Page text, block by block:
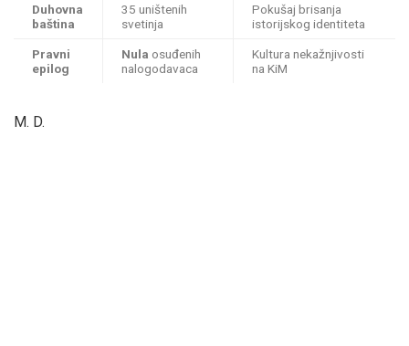
Duhovna
baština
35 uništenih
svetinja
Pokušaj brisanja
istorijskog identiteta
Pravni
epilog
Nula osuđenih
nalogodavaca
Kultura nekažnjivosti
na KiM
M. D.